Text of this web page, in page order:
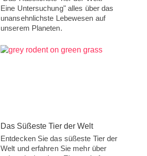
Eine Untersuchung" alles über das
unansehnlichste Lebewesen auf
unserem Planeten.
Das Süßeste Tier der Welt
Entdecken Sie das süßeste Tier der
Welt und erfahren Sie mehr über